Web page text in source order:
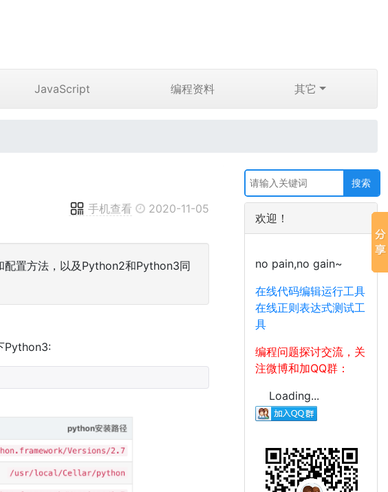
JavaScript 编程资料 其它
手机查看 2020-11-05
置方法，以及Python2和Python3同
Python3:
欢迎！
no pain,no gain~
在线代码编辑运行工具
在线正则表达式测试工
具
编程问题探讨交流，关
注微博和加QQ群：
Loading...